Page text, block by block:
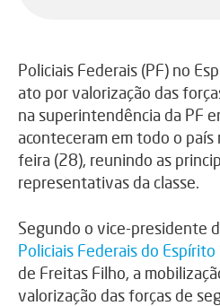
Policiais Federais (PF) no
ato por valorização das
na superintendência da PF
aconteceram em todo o
feira (28), reunindo as
representativas da classe.
Segundo o vice-presidente
Policiais Federais do Espírito
de Freitas Filho, a
valorização das forças de